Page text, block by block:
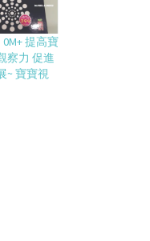
提高寶
察力 促進
~ 寶寶視